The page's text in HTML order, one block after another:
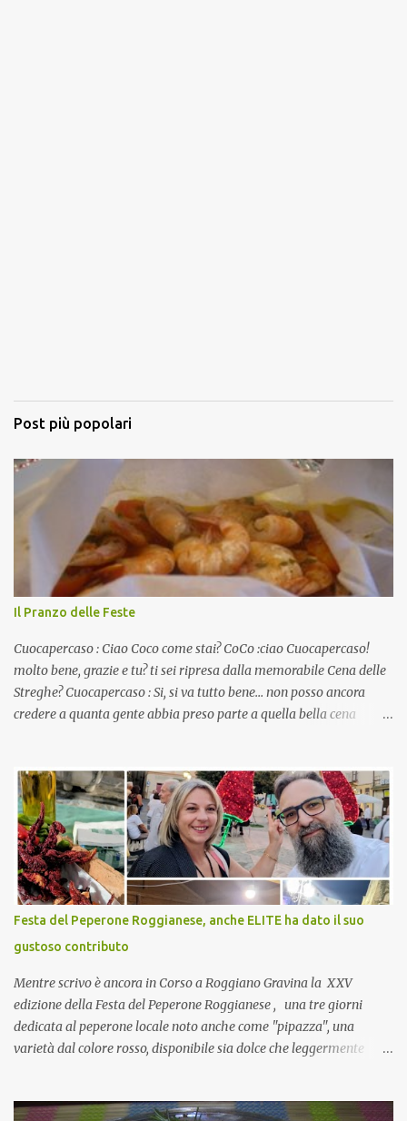
Post più popolari
Il Pranzo delle Feste
Cuocapercaso : Ciao Coco come stai? CoCo :ciao Cuocapercaso!
molto bene, grazie e tu? ti sei ripresa dalla memorabile Cena delle
Streghe? Cuocapercaso : Si, si va tutto bene… non posso ancora
credere a quanta gente abbia preso parte a quella bella cena
pranzo, racconta un po'! Perchè io avrò ospiti e cerco degli spunti...
Cuocapercaso : A dire il vero domenica prossima non preparo
nulla perché vado al Pranzo Aziendale di fine anno organizzato dai
mie capi! CoCo : Pranzo aziendale? Una bella idea! Cuocapercaso :
si, è un modo per riunirsi tutti a fine anno e tirare le somme…
naturalmente mangiando tutti insieme, con grande convivialità!
CoCo : è naturale il cibo, come sappiamo bene, funziona spesso da
collante e anche nel lavoro riesce a creare spesso l’ambiente
favorevole per molte belle opportunità, non trovi? Cuocapercaso :
Si, concordo! …addirittura si dice...
Festa del Peperone Roggianese, anche ELITE ha dato il suo
gustoso contributo
Mentre scrivo è ancora in Corso a Roggiano Gravina la XXV
edizione della Festa del Peperone Roggianese , una tre giorni
dedicata al peperone locale noto anche come "pipazza", una
varietà dal colore rosso, disponibile sia dolce che leggermente
(Pat) della Calabria. Un ingrediente versatile in cucina, utilizzato